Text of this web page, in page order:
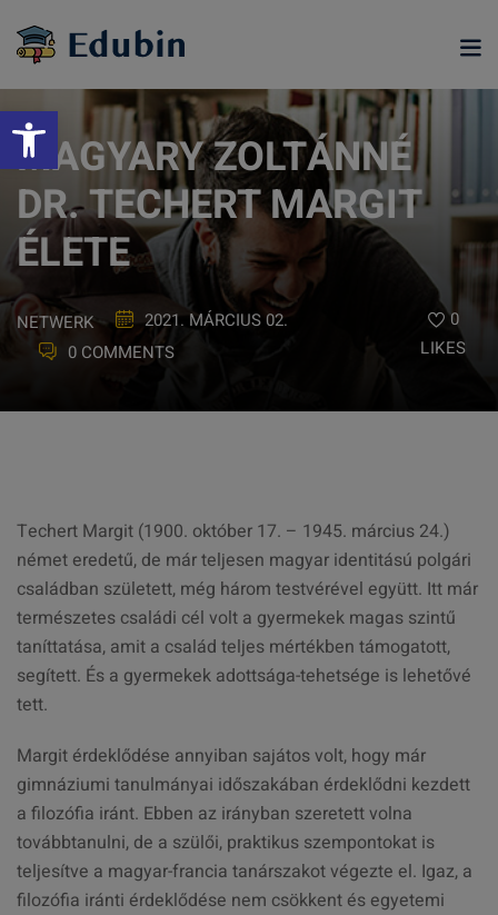
Eszköztár megnyitása
content
MAGYARY ZOLTÁNNÉ
DR. TECHERT MARGIT
ÉLETE
NETWERK
2021. MÁRCIUS 02.
0 COMMENTS
0
LIKES
Techert Margit (1900. október 17. – 1945. március 24.)
német eredetű, de már teljesen magyar identitású polgári
családban született, még három testvérével együtt. Itt már
természetes családi cél volt a gyermekek magas szintű
taníttatása, amit a család teljes mértékben támogatott,
segített. És a gyermekek adottsága-tehetsége is lehetővé
tett.
Margit érdeklődése annyiban sajátos volt, hogy már
gimnáziumi tanulmányai időszakában érdeklődni kezdett
a filozófia iránt. Ebben az irányban szeretett volna
továbbtanulni, de a szülői, praktikus szempontokat is
teljesítve a magyar-francia tanárszakot végezte el. Igaz, a
filozófia iránti érdeklődése nem csökkent és egyetemi